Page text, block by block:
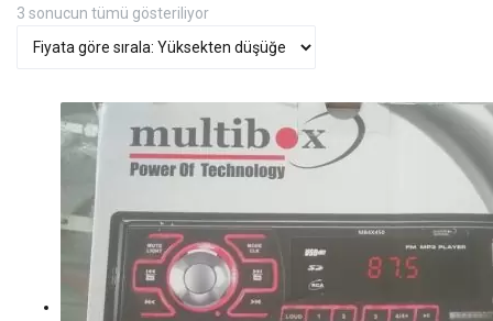
3 sonucun tümü gösteriliyorFiyata
sıralandı: